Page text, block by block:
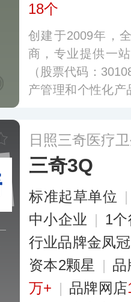
18个
创建于2009年，
商，专业提供一
（股票代码：
产管理和个性化
牌，旗下血压计
床、制氧机、口
日照三奇医疗
三奇3Q
标准起草单位
中小企业 | 1
行业品牌金凤冠
资本2颗星
| 品
万+ | 品牌网店